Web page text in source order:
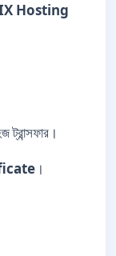
Hosting
ট্রান্সফার।
।